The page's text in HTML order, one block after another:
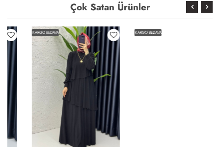
Çok Satan Ürünler
KARGO BEDAVA KARGO BEDAVA